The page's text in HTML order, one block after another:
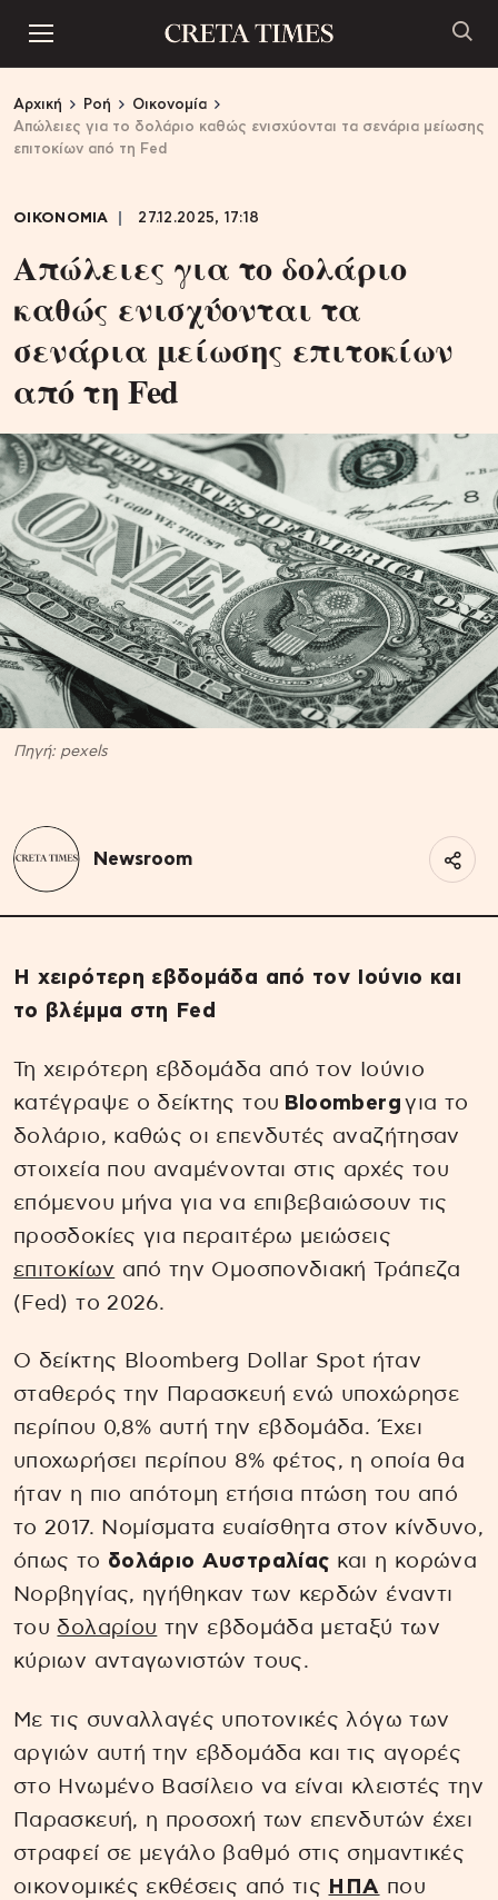
Αρχική Ροή
Οικονομία
Απώλειες για το δολάριο καθώς ενισχύονται τα σενάρια μείωσης
επιτοκίων από τη Fed
ΟΙΚΟΝΟΜΙΑ 27.12.2025, 17:18
Απώλειες για το δολάριο
καθώς ενισχύονται τα
σενάρια μείωσης επιτοκίων
από τη Fed
Πηγή: pexels
Newsroom
Η χειρότερη εβδομάδα από τον Ιούνιο και
το βλέμμα στη Fed
Τη χειρότερη εβδομάδα από τον Ιούνιο
κατέγραψε ο δείκτης του Bloombergγια το
δολάριο, καθώς οι επενδυτές αναζήτησαν
στοιχεία που αναμένονται στις αρχές του
επόμενου μήνα για να επιβεβαιώσουν τις
προσδοκίες για περαιτέρω μειώσεις
επιτοκίων από την Ομοσπονδιακή Τράπεζα
(Fed) το 2026.
Ο δείκτης Bloomberg Dollar Spot ήταν
σταθερός την Παρασκευή ενώ υποχώρησε
περίπου 0,8% αυτή την εβδομάδα. Έχει
υποχωρήσει περίπου 8% φέτος, η οποία θα
ήταν η πιο απότομη ετήσια πτώση του από
το 2017. Νομίσματα ευαίσθητα στον κίνδυνο,
όπως το δολάριο Αυστραλίας και η κορώνα
Νορβηγίας, ηγήθηκαν των κερδών έναντι
του δολαρίου την εβδομάδα μεταξύ των
κύριων ανταγωνιστών τους.
Με τις συναλλαγές υποτονικές λόγω των
αργιών αυτή την εβδομάδα και τις αγορές
στο Ηνωμένο Βασίλειο να είναι κλειστές την
Παρασκευή, η προσοχή των επενδυτών έχει
στραφεί σε μεγάλο βαθμό στις σημαντικές
οικονομικές εκθέσεις από τις ΗΠΑ που